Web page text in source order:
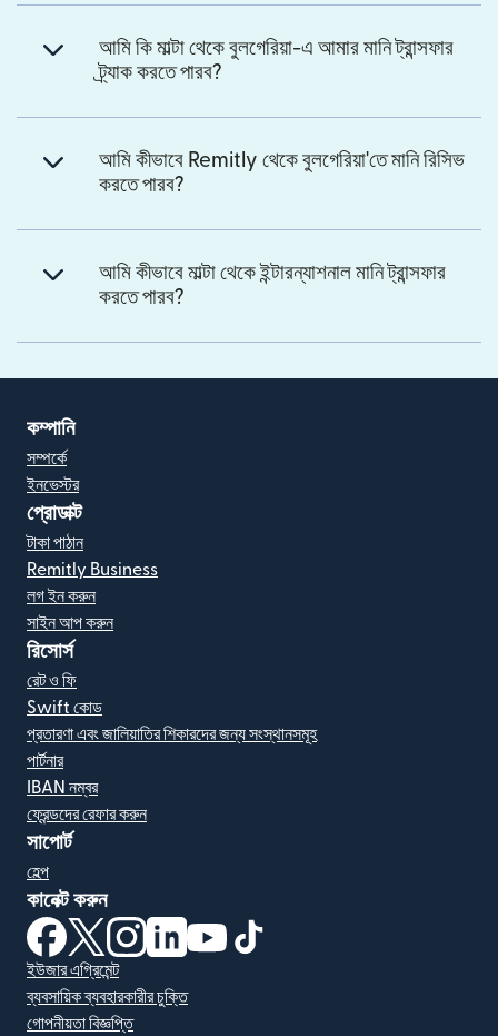
আমি কি মাল্টা থেকে বুলগেরিয়া-এ আমার মানি ট্রান্সফার
ট্র্যাক করতে পারব?
আমি কীভাবে Remitly থেকে বুলগেরিয়া'তে মানি রিসিভ
করতে পারব?
আমি কীভাবে মাল্টা থেকে ইন্টারন্যাশনাল মানি ট্রান্সফার
করতে পারব?
কম্পানি
সম্পর্কে
ইনভেস্টর
প্রোডাক্ট
টাকা পাঠান
Remitly Business
লগ ইন করুন
সাইন আপ করুন
রিসোর্স
রেট ও ফি
Swift কোড
প্রতারণা এবং জালিয়াতির শিকারদের জন্য সংস্থানসমূহ
পার্টনার
IBAN নম্বর
ফ্রেন্ডদের রেফার করুন
সাপোর্ট
হেল্প
কানেক্ট করুন
(নতুন উইন্ডোতে খুলবে)
(নতুন উইন্ডোতে খুলবে)
(নতুন উইন্ডোতে খুলবে)
(নতুন উইন্ডোতে খুলবে)
(নতুন উইন্ডোতে খুলবে)
ইউজার এগ্রিমেন্ট
ব্যবসায়িক ব্যবহারকারীর চুক্তি
গোপনীয়তা বিজ্ঞপ্তি